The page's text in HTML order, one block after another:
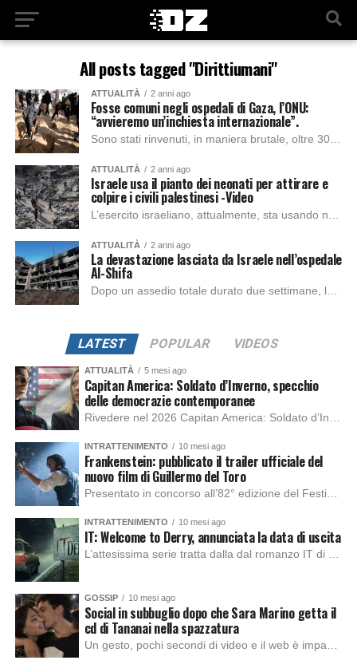
All posts tagged "Dirittiumani"
ATTUALITÀ 2 anni ago
Fosse comuni negli ospedali di Gaza, l’ONU:
“avvieremo un’inchiesta internazionale”.
Sono stati rinvenuti, in maniera brutale, oltre 300 cadaveri palestinesi denudati e con le mani legate inumati presso l’ospedale Nasser di Gaza. Immediato l’intervento del responsabile...
ATTUALITÀ 2 anni ago
Israele usa il pianto dei neonati per attirare e
colpire i civili palestinesi -Video
ATTUALITÀ 2 anni ago
La devastazione lasciata da Israele nell’ospedale
Al-Shifa
LATEST POPULAR VIDEOS
ATTUALITÀ 5 mesi ago
Capitan America: Soldato d’Inverno, specchio
delle democrazie contemporanee
INTRATTENIMENTO 10 mesi ago
Frankenstein: pubblicato il trailer ufficiale del
nuovo film di Guillermo del Toro
INTRATTENIMENTO 10 mesi ago
IT: Welcome to Derry, annunciata la data di uscita
GOSSIP 10 mesi ago
Social in subbuglio dopo che Sara Marino getta il
cd di Tananai nella spazzatura